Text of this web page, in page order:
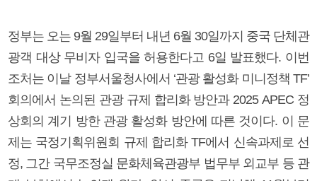
정부는 오는 9월 29일부터 내년 6월 30일까지 중국 단체관
광객 대상 무비자 입국을 허용한다고 6일 발표했다. 이번
조처는 이날 정부서울청사에서 ‘관광 활성화 미니정책 TF’
회의에서 논의된 관광 규제 합리화 방안과 2025 APEC 정
상회의 계기 방한 관광 활성화 방안에 따른 것이다. 이 문
제는 국정기획위원회 규제 합리화 TF에서 신속과제로 선
정, 그간 국무조정실 문화체육관광부 법무부 외교부 등 관